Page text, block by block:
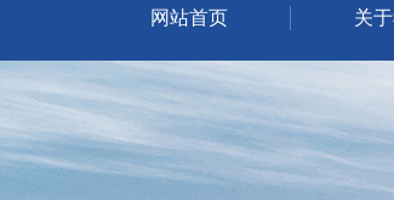
网站首页 关